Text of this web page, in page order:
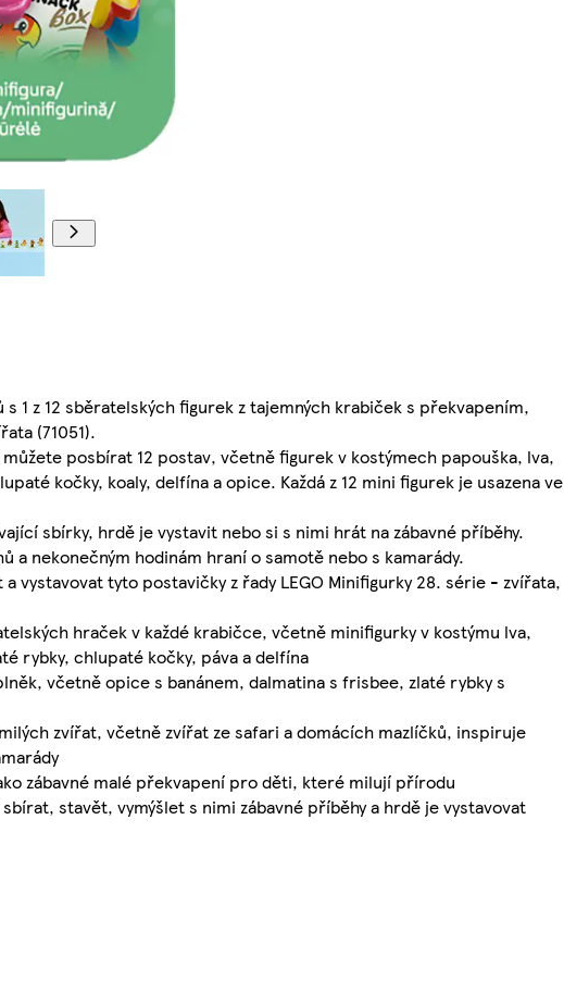
1 z 12 sběratelských figurek z tajemných krabiček s překvapením,
(71051).
posbírat 12 postav, včetně figurek v kostýmech papouška, lva,
kočky, koaly, delfína a opice. Každá z 12 mini figurek je usazena ve
sbírky, hrdě je vystavit nebo si s nimi hrát na zábavné příběhy.
nekonečným hodinám hraní o samotě nebo s kamarády.
a vystavovat tyto postavičky z řady LEGO Minifigurky 28. série - zvířata,
hraček v každé krabičce, včetně minifigurky v kostýmu lva,
rybky, chlupaté kočky, páva a delfína
včetně opice s banánem, dalmatina s frisbee, zlaté rybky s
zvířat, včetně zvířat ze safari a domácích mazlíčků, inspiruje
zábavné malé překvapení pro děti, které milují přírodu
sbírat, stavět, vymýšlet s nimi zábavné příběhy a hrdě je vystavovat